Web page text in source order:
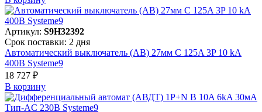
Артикул: S9H32392
Срок поставки: 2 дня
Автоматический выключатель (АВ) 27мм C 125A 3P 10 kA
400В Systeme9
18 727 ₽
В корзинy